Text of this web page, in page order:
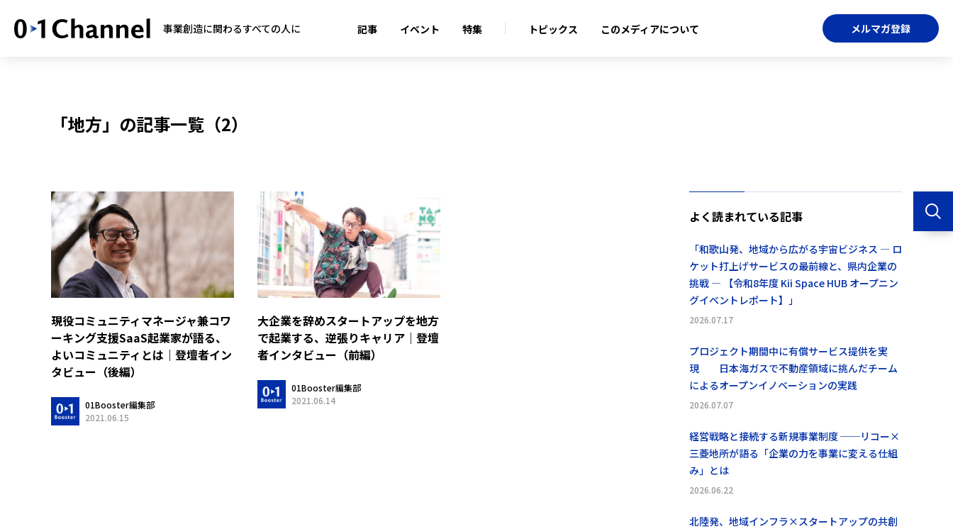
事業創造に関わるすべての人に 記事 イベント 特集 トピックス このメディアについて メルマガ登録
「地方」の記事一覧（2）
現役コミュニティマネージャ兼コワ
ーキング支援SaaS起業家が語る、
よいコミュニティとは｜登壇者イン
タビュー（後編）
01Booster編集部
2021.06.15
大企業を辞めスタートアップを地方
で起業する、逆張りキャリア｜登壇
者インタビュー（前編）
01Booster編集部
2021.06.14
よく読まれている記事
「和歌山発、地域から広がる宇宙ビジネス ― ロ
ケット打上げサービスの最前線と、県内企業の
挑戦 ― 【令和8年度 Kii Space HUB オープニン
グイベントレポート】」
2026.07.17
プロジェクト期間中に有償サービス提供を実
現 日本海ガスで不動産領域に挑んだチーム
によるオープンイノベーションの実践
2026.07.07
経営戦略と接続する新規事業制度 ──リコー×
三菱地所が語る「企業の力を事業に変える仕組
み」とは
2026.06.22
北陸発、地域インフラ×スタートアップの共創